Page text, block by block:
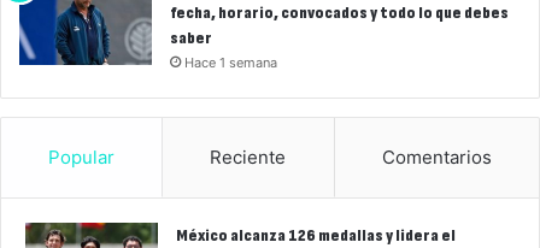
fecha, horario, convocados y todo lo que debes
saber
Hace 1 semana
Popular Reciente Comentarios
México alcanza 126 medallas y lidera el